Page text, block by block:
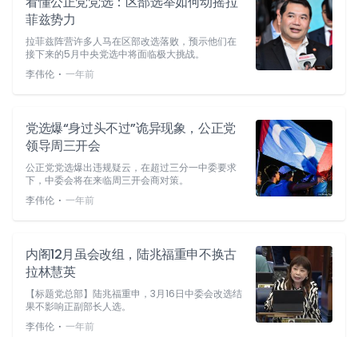
菲兹势力
拉菲兹阵营许多人马在区部改选落败，预示他们在
接下来的5月中央党选中将面临极大挑战。
李伟伦 ⋅ 一年前
党选爆“身过头不过”诡异现象，公正党
领导周三开会
公正党党选爆出违规疑云，在超过三分一中委要求
下，中委会将在来临周三开会商对策。
李伟伦 ⋅ 一年前
内阁12月虽会改组，陆兆福重申不换古
拉林慧英
【标题党总部】陆兆福重申，3月16日中委会改选结
果不影响正副部长人选。
李伟伦 ⋅ 一年前